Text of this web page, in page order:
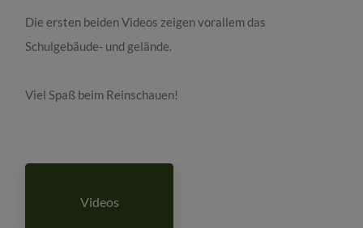
Die ersten beiden Videos zeigen vorallem das
Schulgebäude- und gelände.
Viel Spaß beim Reinschauen!
Videos